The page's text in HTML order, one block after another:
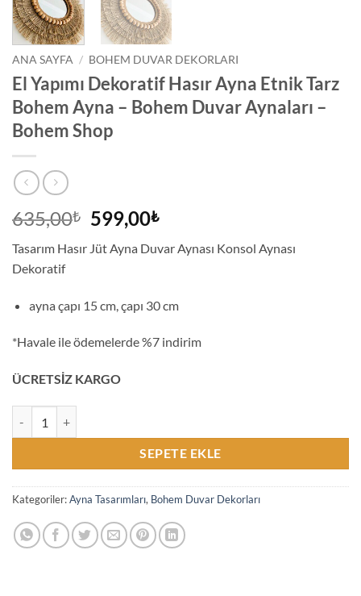
ANA SAYFA / BOHEM DUVAR DEKORLARI
El Yapımı Dekoratif Hasır Ayna Etnik Tarz
Bohem Ayna – Bohem Duvar Aynaları –
Bohem Shop
635,00₺
Orijinal
fiyat:
635,00₺.
599,00₺Şu
fiyat:
Tasarım Hasır Jüt Ayna Duvar Aynası Konsol Aynası
Dekoratif
ayna çapı 15 cm, çapı 30 cm
*Havale ile ödemelerde %7 indirim
ÜCRETSİZ KARGO
SEPETE EKLE
Kategoriler:Ayna Tasarımları, Bohem Duvar Dekorları